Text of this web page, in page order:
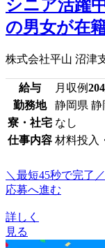
シニア活躍
の男女が在
株式会社平山 沼津
給与 月収例
勤務地
静岡県 静
寮・社宅 なし
仕事内容 材料投入
＼最短45秒で完了／
応募へ進む
詳しく
見る